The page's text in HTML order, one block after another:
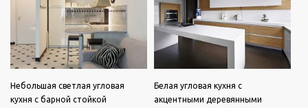
Небольшая светлая угловая
кухня с барной стойкой
Белая угловая кухня с
акцентными деревянными